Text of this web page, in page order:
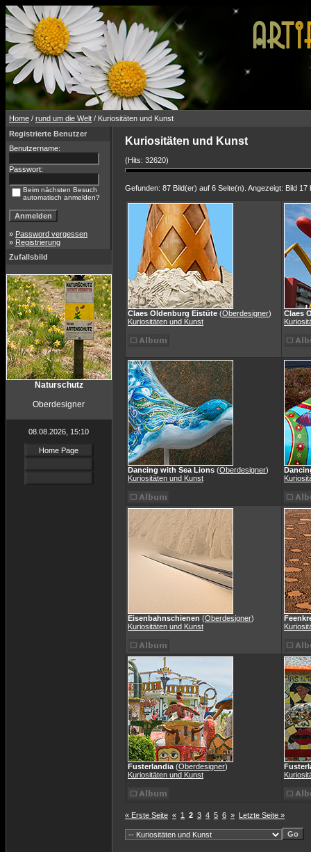
Home / rund um die Welt / Kuriositäten und Kunst
Registrierte Benutzer
Benutzername:
Passwort:
Beim nächsten Besuch
automatisch anmelden?
» Password vergessen
» Registrierung
Zufallsbild
Naturschutz
Oberdesigner
08.08.2026, 15:10
Home Page
Kuriositäten und Kunst
(Hits: 32620)
Gefunden: 87 Bild(er) auf 6 Seite(n). Angezeigt: Bild 17
Claes Oldenburg Eistüte (Oberdesigner)
Kuriositäten und Kunst
Claes
Dancing with Sea Lions (Oberdesigner)
Kuriositäten und Kunst
Eisenbahnschienen (Oberdesigner)
Kuriositäten und Kunst
Fusterlandia (Oberdesigner)
Kuriositäten und Kunst
« Erste Seite « 1 2 3 4 5 6 » Letzte Seite »